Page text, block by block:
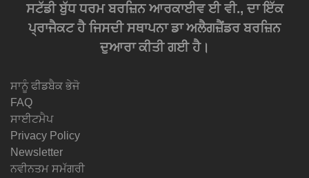
ਸਟੱਡੀ ਬੁੱਧ ਧਰਮ ਬਰਜ਼ਿਨ ਆਰਕਾਈਵ ਈ ਵੀ., ਦਾ ਇੱਕ
ਪ੍ਰਾਜੈਕਟ ਹੈ ਜਿਸਦੀ ਸਥਾਪਨਾ ਡਾ ਅਲੈਗਜ਼ੈਂਡਰ ਬਰਜ਼ਿਨ
ਦੁਆਰਾ ਕੀਤੀ ਗਈ ਹੈ।
ਸਾਨੂੰ ਫੀਡਬੈਕ ਭੇਜੋ
FAQ
ਸਾਈਟਮੈਪ
Privacy Policy
Newsletter
ਨਵੀਨਤਮ ਸਮੱਗਰੀ